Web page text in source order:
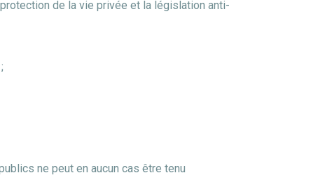
de la vie privée et la législation anti-
ne peut en aucun cas être tenu